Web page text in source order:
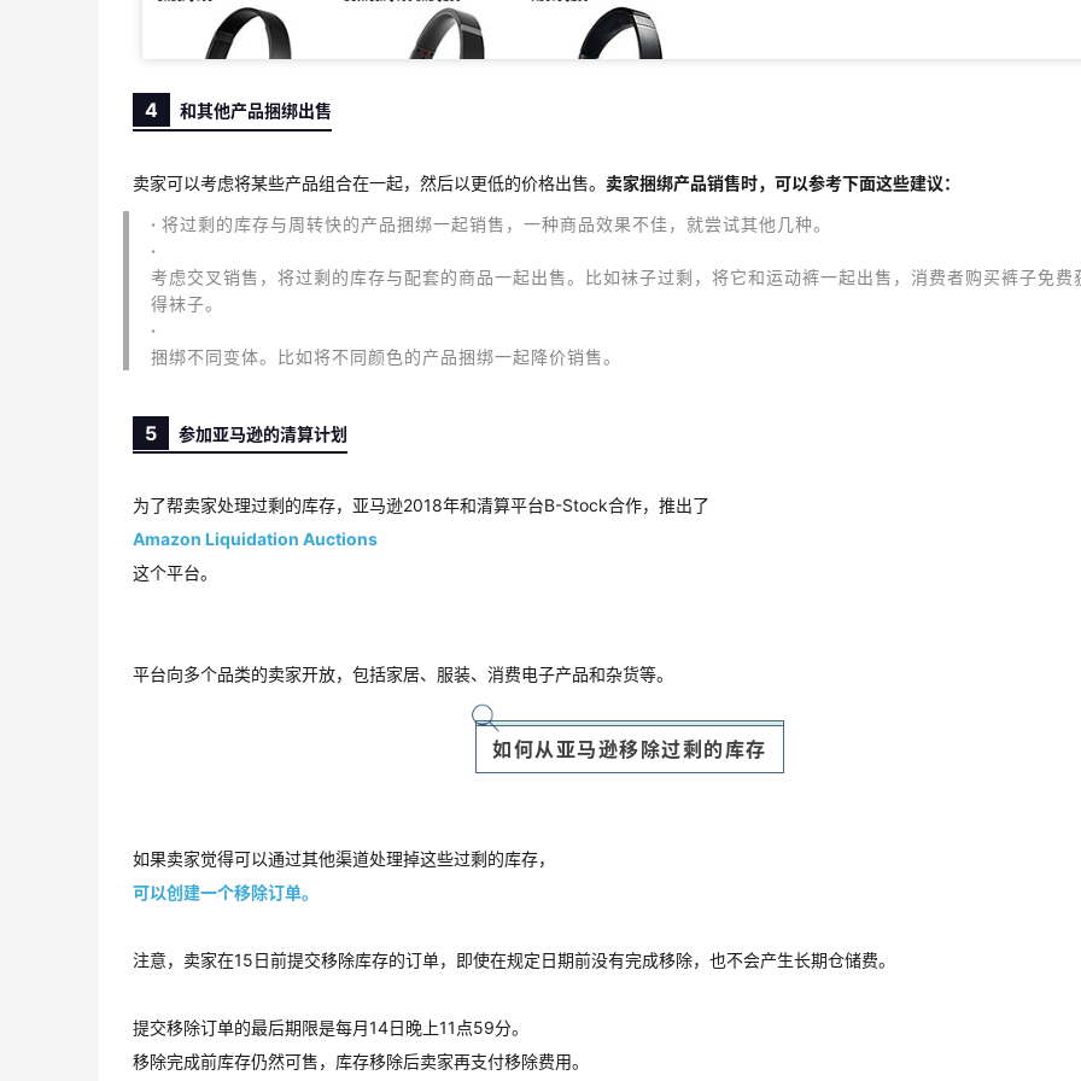
4 和其他产品捆绑出售
卖家可以考虑将某些产品组合在一起，然后以更低的价格出售。 卖家捆绑产品销售时，可以参考下面这些建议：
· 将过剩的库存与周转快的产品捆绑一起销售，一种商品效果不佳，就尝试其他几种。
·
考虑交叉销售，将过剩的库存与配套的商品一起出售。比如袜子过剩，将它和运动裤一起出售，消费者购买裤子免费
得袜子。
·
捆绑不同变体。比如将不同颜色的产品捆绑一起降价销售。
5 参加亚马逊的清算计划
为了帮卖家处理过剩的库存，亚马逊2018年和清算平台B-Stock合作，推出了
Amazon Liquidation Auctions
这个平台。
平台向多个品类的卖家开放，包括家居、服装、消费电子产品和杂货等。
如何从亚马逊移除过剩的库存
如果卖家觉得可以通过其他渠道处理掉这些过剩的库存，
可以创建一个移除订单。
注意，卖家在15日前提交移除库存的订单，即使在规定日期前没有完成移除，也不会产生长期仓储费。
提交移除订单的最后期限是每月14日晚上11点59分。
移除完成前库存仍然可售，库存移除后卖家再支付移除费用。